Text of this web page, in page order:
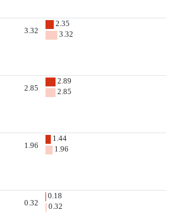
3.32
2.35
3.32
2.85
2.89
2.85
1.96
1.44
1.96
0.32
0.18
0.32